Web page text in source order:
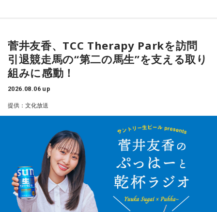
菅井友香、TCC Therapy Parkを訪問
引退競走馬の“第二の馬生”を支える取り
組みに感動！
2026.08.06 up
提供：文化放送